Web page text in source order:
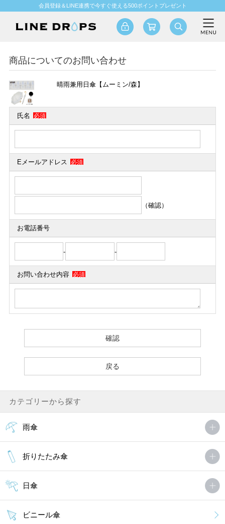
会員登録＆LINE連携で今すぐ使える500ポイントプレゼント
商品についてのお問い合わせ
晴雨兼用日傘【ムーミン/森】
氏名 必須
Eメールアドレス 必須
（確認）
お電話番号
- -
お問い合わせ内容 必須
カテゴリーから探す
雨傘
折りたたみ傘
日傘
ビニール傘